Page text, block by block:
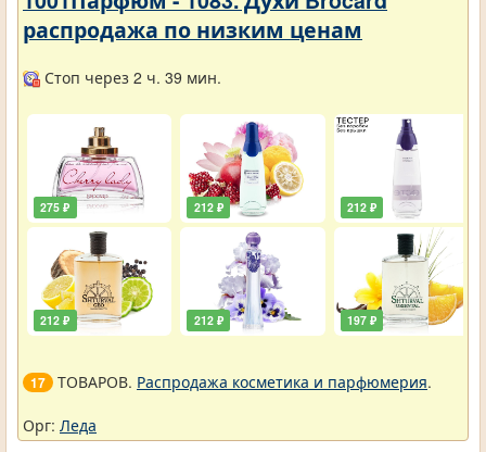
распродажа по низким ценам
Стоп через 2 ч. 39 мин.
275 ₽
212 ₽
212 ₽
212 ₽
212 ₽
197 ₽
17 ТОВАРОВ. Распродажа косметика и парфюмерия.
Орг: Леда